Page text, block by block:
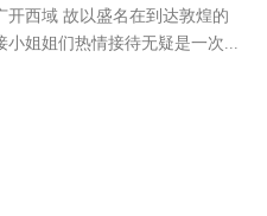
西域 故以盛名在到达敦煌的
姐姐们热情接待无疑是一次...